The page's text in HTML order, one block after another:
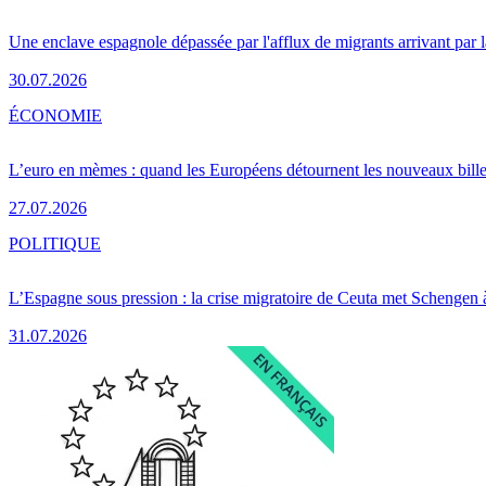
Une enclave espagnole dépassée par l'afflux de migrants arrivant par
30.07.2026
L’euro en mèmes : quand les Européens détournent les nouveaux
27.07.2026
ÉCONOMIE
L’Espagne sous pression : la crise migratoire de Ceuta met Schengen
31.07.2026
POLITIQUE